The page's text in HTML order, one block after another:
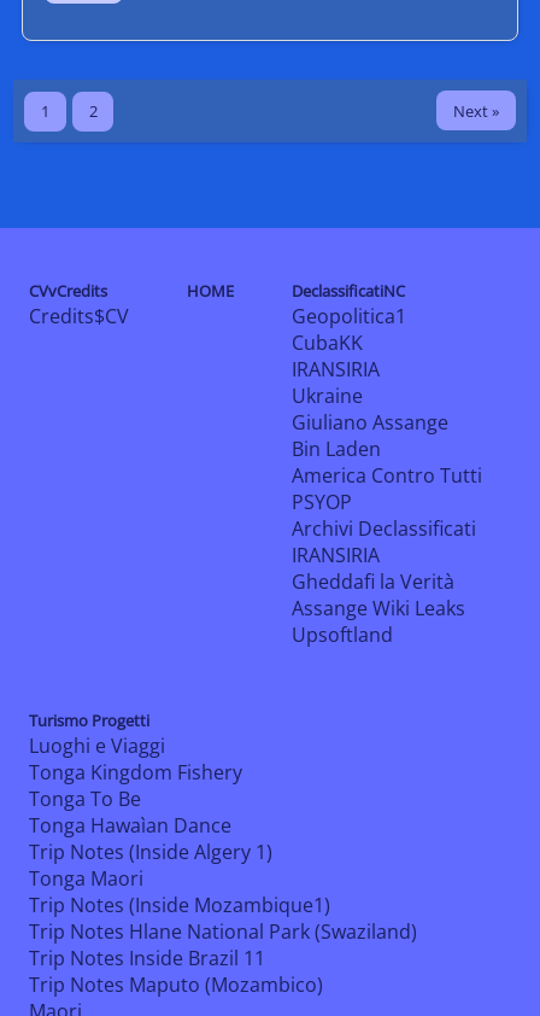
1 2 Next »
CVvCredits
Credits$CV
HOME DeclassificatiNC
Geopolitica1
CubaKK
IRANSIRIA
Ukraine
Giuliano Assange
Bin Laden
America Contro Tutti
PSYOP
Archivi Declassificati
IRANSIRIA
Gheddafi la Verità
Assange Wiki Leaks
Upsoftland
Turismo Progetti
Luoghi e Viaggi
Tonga Kingdom Fishery
Tonga To Be
Tonga Hawaìan Dance
Trip Notes (Inside Algery 1)
Tonga Maori
Trip Notes (Inside Mozambique1)
Trip Notes Hlane National Park (Swaziland)
Trip Notes Inside Brazil 11
Trip Notes Maputo (Mozambico)
Maori